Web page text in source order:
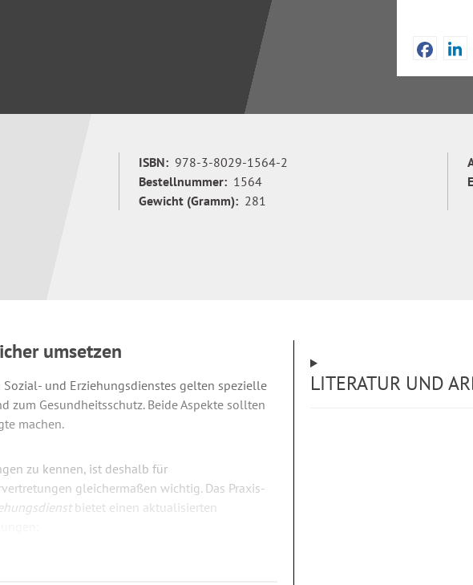
ISBN: 978-3-8029-1564-2
Bestellnummer: 1564
Gewicht (Gramm): 281
umsetzen
und Erziehungsdienstes gelten spezielle
zum Gesundheitsschutz. Beide Aspekte sollten
machen.
zu kennen, ist deshalb für
gleichermaßen wichtig. Das Praxis-
bietet einen aktualisierten
LITERATUR UND